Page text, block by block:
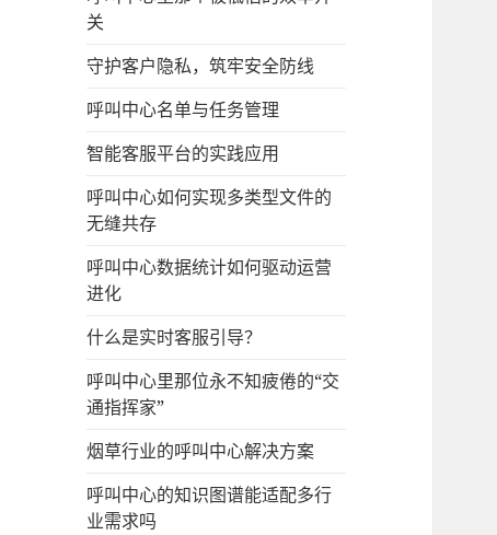
关
守护客户隐私，筑牢安全防线
呼叫中心名单与任务管理
智能客服平台的实践应用
呼叫中心如何实现多类型文件的
无缝共存
呼叫中心数据统计如何驱动运营
进化
什么是实时客服引导？
呼叫中心里那位永不知疲倦的“交
通指挥家”
烟草行业的呼叫中心解决方案
呼叫中心的知识图谱能适配多行
业需求吗